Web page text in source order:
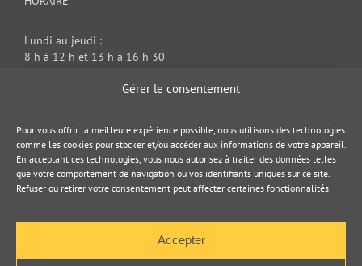
Gérer le consentement
Pour vous offrir la meilleure expérience possible, nous utilisons des technologies
comme les cookies pour stocker et/ou accéder aux informations de votre appareil.
En acceptant ces technologies, vous nous autorisez à traiter des données telles
que votre comportement de navigation ou vos identifiants uniques sur ce site.
Refuser ou retirer votre consentement peut affecter certaines fonctionnalités.
Accepter
Lundi au jeudi :
8 h à 12 h et 13 h à 16 h 30
DOCUMENT JURIDIQUE
Politique de cookies